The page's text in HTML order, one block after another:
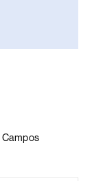
Campos